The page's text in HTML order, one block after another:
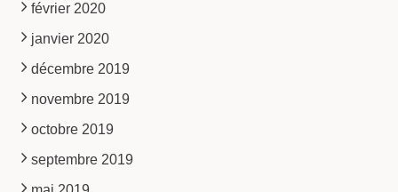
février 2020
janvier 2020
décembre 2019
novembre 2019
octobre 2019
septembre 2019